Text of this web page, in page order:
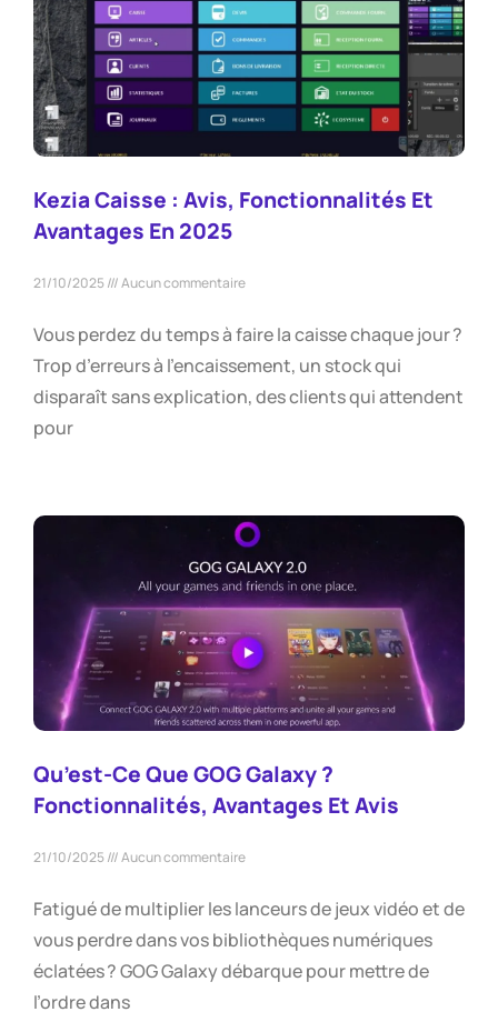
Kezia Caisse : Avis, Fonctionnalités Et
Avantages En 2025
21/10/2025 Aucun commentaire
Vous perdez du temps à faire la caisse chaque jour ?
Trop d’erreurs à l’encaissement, un stock qui
disparaît sans explication, des clients qui attendent
pour
Qu’est-Ce Que GOG Galaxy ?
Fonctionnalités, Avantages Et Avis
21/10/2025 Aucun commentaire
Fatigué de multiplier les lanceurs de jeux vidéo et de
vous perdre dans vos bibliothèques numériques
éclatées ? GOG Galaxy débarque pour mettre de
l’ordre dans